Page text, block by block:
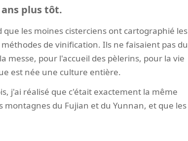
plus tôt.
les moines cisterciens ont cartographié les
de vinification. Ils ne faisaient pas du
messe, pour l'accueil des pèlerins, pour la vie
est née une culture entière.
j'ai réalisé que c'était exactement la même
montagnes du Fujian et du Yunnan, et que les